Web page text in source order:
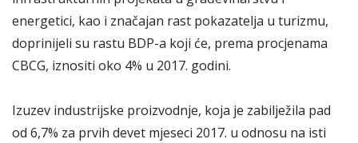
energetici, kao i značajan rast pokazatelja u turizmu,
doprinijeli su rastu BDP-a koji će, prema procjenama
CBCG, iznositi oko 4% u 2017. godini.
Izuzev industrijske proizvodnje, koja je zabilježila pad
od 6,7% za prvih devet mjeseci 2017. u odnosu na isti